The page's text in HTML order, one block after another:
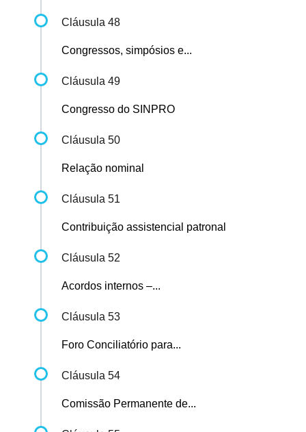
Cláusula 48
Congressos, simpósios e...
Cláusula 49
Congresso do SINPRO
Cláusula 50
Relação nominal
Cláusula 51
Contribuição assistencial patronal
Cláusula 52
Acordos internos –...
Cláusula 53
Foro Conciliatório para...
Cláusula 54
Comissão Permanente de...